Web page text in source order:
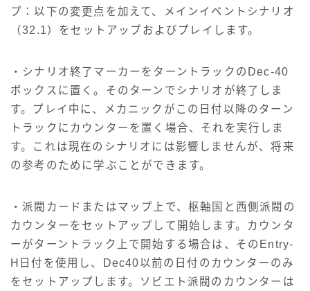
プ：以下の変更点を加えて、メインイベントシナリオ
（32.1）をセットアップおよびプレイします。
・シナリオ終了マーカーをターントラックのDec-40
ボックスに置く。そのターンでシナリオが終了しま
す。プレイ中に、メカニックがこの日付以降のターン
トラックにカウンターを置く場合、それを実行しま
す。これは現在のシナリオには影響しませんが、将来
の参考のために学ぶことができます。
・派閥カードまたはマップ上で、枢軸国と西側派閥の
カウンターをセットアップして開始します。カウンタ
ーがターントラック上で開始する場合は、そのEntry-
H日付を使用し、Dec40以前の日付のカウンターのみ
をセットアップします。ソビエト派閥のカウンターは